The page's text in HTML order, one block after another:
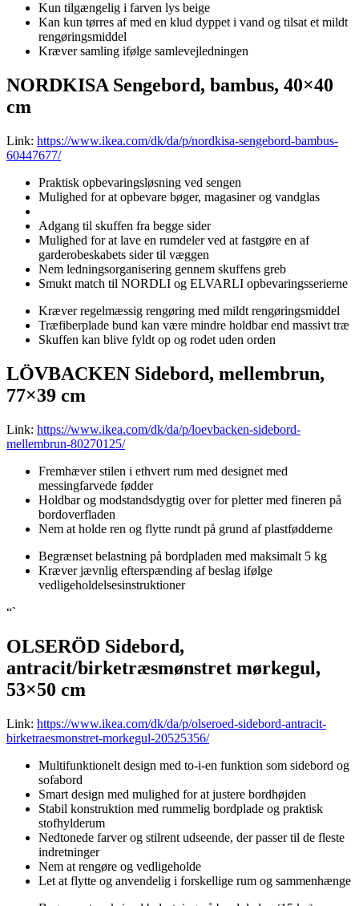
Kun tilgængelig i farven lys beige
Kan kun tørres af med en klud dyppet i vand og tilsat et mildt
rengøringsmiddel
Kræver samling ifølge samlevejledningen
NORDKISA Sengebord, bambus, 40×40
cm
Link: https://www.ikea.com/dk/da/p/nordkisa-sengebord-bambus-
60447677/
Praktisk opbevaringsløsning ved sengen
Mulighed for at opbevare bøger, magasiner og vandglas
Adgang til skuffen fra begge sider
Mulighed for at lave en rumdeler ved at fastgøre en af
garderobeskabets sider til væggen
Nem ledningsorganisering gennem skuffens greb
Smukt match til NORDLI og ELVARLI opbevaringsserierne
Kræver regelmæssig rengøring med mildt rengøringsmiddel
Træfiberplade bund kan være mindre holdbar end massivt træ
Skuffen kan blive fyldt op og rodet uden orden
LÖVBACKEN Sidebord, mellembrun,
77×39 cm
Link: https://www.ikea.com/dk/da/p/loevbacken-sidebord-
mellembrun-80270125/
Fremhæver stilen i ethvert rum med designet med
messingfarvede fødder
Holdbar og modstandsdygtig over for pletter med fineren på
bordoverfladen
Nem at holde ren og flytte rundt på grund af plastfødderne
Begrænset belastning på bordpladen med maksimalt 5 kg
Kræver jævnlig efterspænding af beslag ifølge
vedligeholdelsesinstruktioner
“`
OLSERÖD Sidebord,
antracit/birketræsmønstret mørkegul,
53×50 cm
Link: https://www.ikea.com/dk/da/p/olseroed-sidebord-antracit-
birketraesmonstret-morkegul-20525356/
Multifunktionelt design med to-i-en funktion som sidebord og
sofabord
Smart design med mulighed for at justere bordhøjden
Stabil konstruktion med rummelig bordplade og praktisk
stofhylderum
Nedtonede farver og stilrent udseende, der passer til de fleste
indretninger
Nem at rengøre og vedligeholde
Let at flytte og anvendelig i forskellige rum og sammenhænge